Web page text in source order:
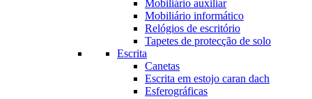
Mobiliário auxiliar
Mobiliário informático
Relógios de escritório
Tapetes de protecção de solo
Escrita
Canetas
Escrita em estojo caran dach
Esferográficas